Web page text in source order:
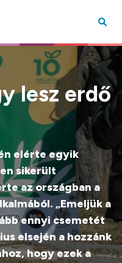
lesz erdő
elérte egyik
sikerült
az országban a
„Emeljük a
ennyi csemetét
elsején a hozzánk
hogy ezek a